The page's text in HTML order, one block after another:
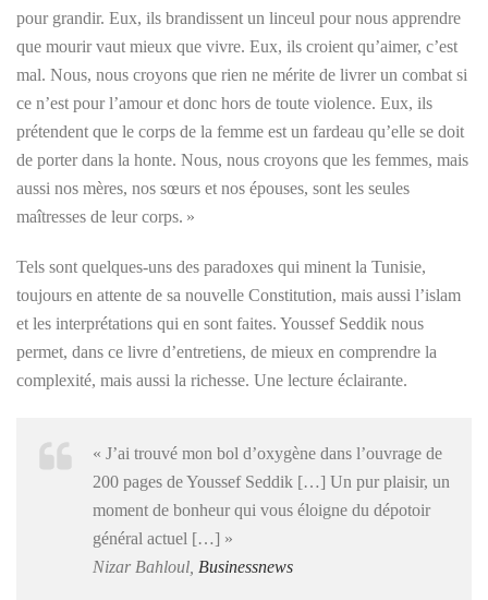
pour grandir. Eux, ils brandissent un linceul pour nous apprendre
que mourir vaut mieux que vivre. Eux, ils croient qu’aimer, c’est
mal. Nous, nous croyons que rien ne mérite de livrer un combat si
ce n’est pour l’amour et donc hors de toute violence. Eux, ils
prétendent que le corps de la femme est un fardeau qu’elle se doit
de porter dans la honte. Nous, nous croyons que les femmes, mais
aussi nos mères, nos sœurs et nos épouses, sont les seules
maîtresses de leur corps. »
Tels sont quelques-uns des paradoxes qui minent la Tunisie,
toujours en attente de sa nouvelle Constitution, mais aussi l’islam
et les interprétations qui en sont faites. Youssef Seddik nous
permet, dans ce livre d’entre­tiens, de mieux en comprendre la
complexité, mais aussi la richesse. Une lecture éclairante.
« J’ai trouvé mon bol d’oxygène dans l’ouvrage de
200 pages de Youssef Seddik […] Un pur plaisir, un
moment de bonheur qui vous éloigne du dépotoir
général actuel […] »
Nizar Bahloul, Businessnews